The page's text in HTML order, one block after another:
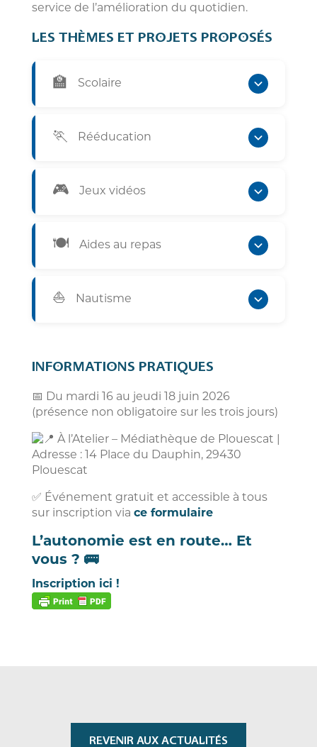
service de l’amélioration du quotidien.
LES THÈMES ET PROJETS PROPOSÉS
🏫 Scolaire
facilitant l’inclusion des enfants en
milieu scolaire.
🏃 Rééducation
thérapies motrices intensives, jeux
de rééducation pour la rééducation
mouvements du corps.
🎮 Jeux vidéos
manettes pour les personnes
hémiplégiques.
🍽️ Aides au repas
adaptés, rebords d’assiettes
sécurisée.
⛵ Nautisme
nautiques : fauteuil roulant manuel
modulable « tout-en-un », char à
voile adapté, pirogue polynésienne
accessible, équipements facilitant
navigation pour les personnes en
situation de handicap.
INFORMATIONS PRATIQUES
📅 Du mardi 16 au jeudi 18 juin 2026
(présence non obligatoire sur les trois jours)
À l’Atelier – Médiathèque de Plouescat |
Adresse : 14 Place du Dauphin, 29430
Plouescat
✅ Événement gratuit et accessible à tous
sur inscription via ce formulaire
L’autonomie est en route… Et
vous ? 🚌
Inscription ici !
REVENIR AUX ACTUALITÉS